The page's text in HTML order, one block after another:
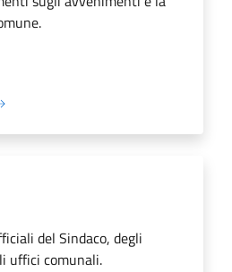
del Sindaco, degli
uffici comunali.